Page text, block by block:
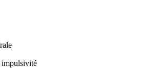
impulsivité